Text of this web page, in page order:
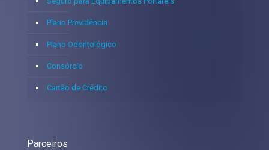
Plano Previdência
Plano Odontológico
Consórcio
Cartão de Crédito
Parceiros